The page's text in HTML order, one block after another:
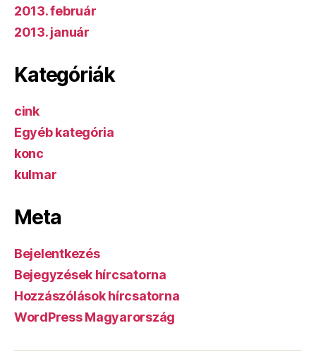
2013. február
2013. január
Kategóriák
cink
Egyéb kategória
konc
kulmar
Meta
Bejelentkezés
Bejegyzések hírcsatorna
Hozzászólások hírcsatorna
WordPress Magyarország